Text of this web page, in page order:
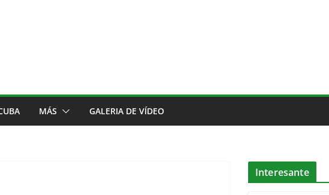
MÁS GALERIA DE VÍDEO
Interesante